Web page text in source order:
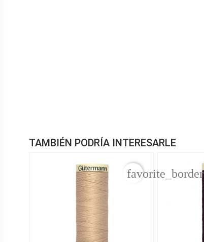
TAMBIÉN PODRÍA INTERESARLE
favorite_border